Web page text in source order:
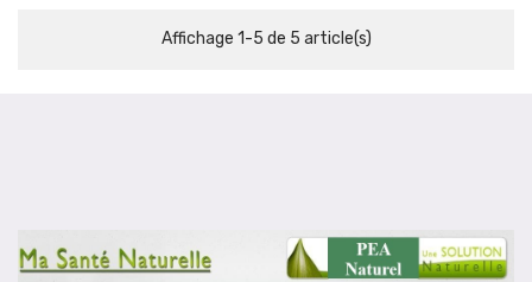
Affichage 1-5 de 5 article(s)